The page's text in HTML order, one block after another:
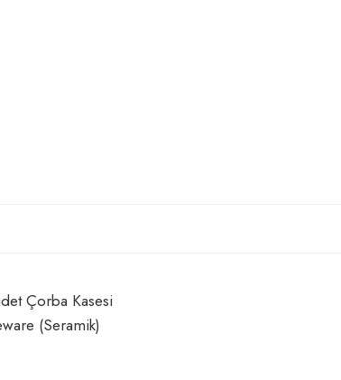
Çorba Kasesi
(Seramik)